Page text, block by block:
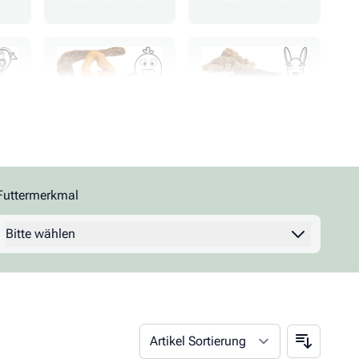
Bitte wählenFilter